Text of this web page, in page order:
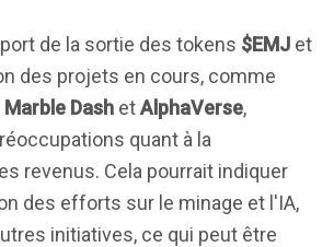
de la sortie des tokens $EMJ et
des projets en cours, comme
Dash etAlphaVerse,
quant à la
revenus. Cela pourrait indiquer
des efforts sur le minage et l'IA,
initiatives, ce qui peut être